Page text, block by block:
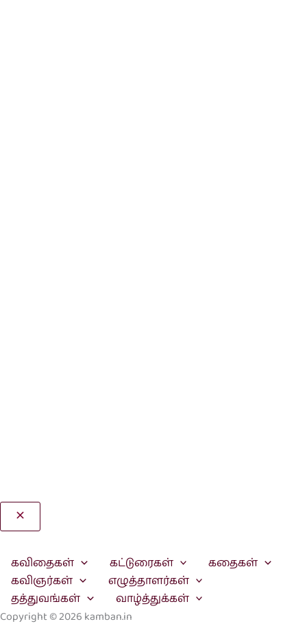
கவிதைகள் கட்டுரைகள்
கதைகள்
கவிஞர்கள்
எழுத்தாளர்கள்
தத்துவங்கள்
வாழ்த்துக்கள்
Copyright © 2026 kamban.in